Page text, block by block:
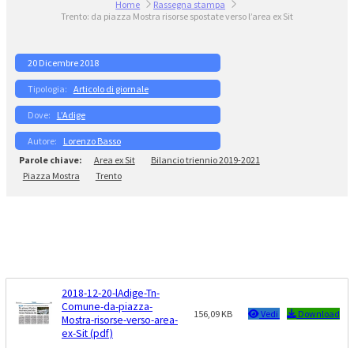
Home
Rassegna stampa
Trento: da piazza Mostra risorse spostate verso l’area ex Sit
20 Dicembre 2018
Articolo di giornale
L’Adige
Lorenzo Basso
Area ex Sit
Bilancio triennio 2019-2021
Piazza Mostra
Trento
2018-12-20-lAdige-Tn-
Comune-da-piazza-
Mostra-risorse-verso-area-
ex-Sit (pdf)
156,09 KB Vedi Download